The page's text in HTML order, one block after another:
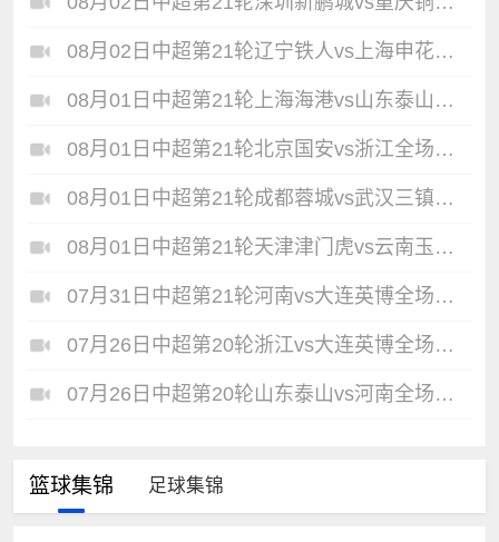
08月02日中超第21轮辽宁铁人vs上海申花全场录像
08月01日中超第21轮上海海港vs山东泰山全场录像
08月01日中超第21轮北京国安vs浙江全场录像
08月01日中超第21轮成都蓉城vs武汉三镇全场录像
08月01日中超第21轮天津津门虎vs云南玉昆全场录像
07月31日中超第21轮河南vs大连英博全场录像
07月26日中超第20轮浙江vs大连英博全场录像
07月26日中超第20轮山东泰山vs河南全场录像
篮球集锦 足球集锦